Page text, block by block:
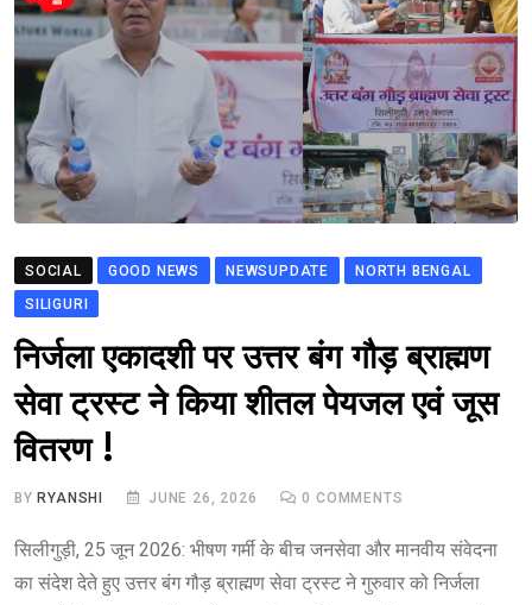
SOCIAL GOOD NEWS NEWSUPDATE
NORTH BENGAL
SILIGURI
निर्जला एकादशी पर उत्तर बंग गौड़ ब्राह्मण
सेवा ट्रस्ट ने किया शीतल पेयजल एवं जूस
वितरण !
BY RYANSHI JUNE 26, 2026 0 COMMENTS
सिलीगुड़ी, 25 जून 2026: भीषण गर्मी के बीच जनसेवा और मानवीय संवेदना
का संदेश देते हुए उत्तर बंग गौड़ ब्राह्मण सेवा ट्रस्ट ने गुरुवार को निर्जला